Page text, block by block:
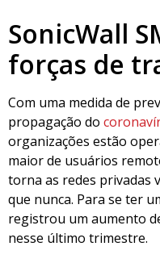
SonicWall
forças de
Com uma medida de
propagação do
organizações estão
maior de usuários
torna as redes privadas
que nunca. Para se ter
registrou um aumento
nesse último trimestre.